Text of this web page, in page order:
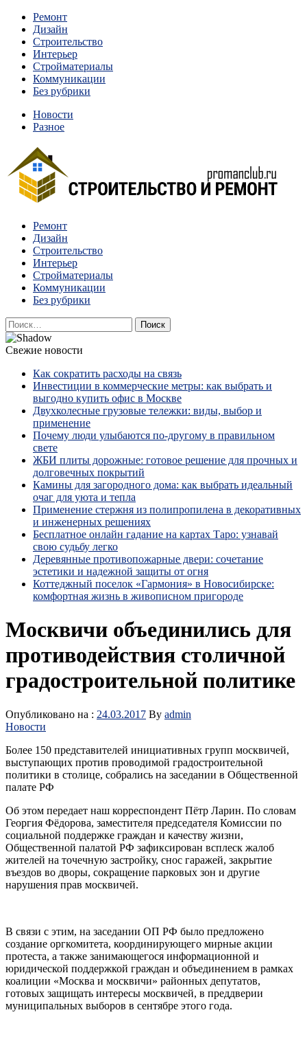
Перейти
содержимому
Ремонт
Дизайн
Строительство
Интерьер
Стройматериалы
Коммуникации
Без рубрики
Новости
Разное
Строительство и ремонт
Квартиры и дома, в которых живут разные люди, очень
отличаются между собой.
Ремонт
Дизайн
Строительство
Интерьер
Стройматериалы
Коммуникации
Без рубрики
Найти:
Свежие новости
Как сократить расходы на связь
Инвестиции в коммерческие метры: как выбрать и
выгодно купить офис в Москве
Двухколесные грузовые тележки: виды, выбор и
применение
Почему люди улыбаются по‑другому в правильном
свете
ЖБИ плиты дорожные: готовое решение для прочных и
долговечных покрытий
Камины для загородного дома: как выбрать идеальный
очаг для уюта и тепла
Применение стержня из полипропилена в декоративных
и инженерных решениях
Бесплатное онлайн гадание на картах Таро: узнавай
свою судьбу легко
Деревянные противопожарные двери: сочетание
эстетики и надежной защиты от огня
Коттеджный поселок «Гармония» в Новосибирске:
комфортная жизнь в живописном пригороде
Москвичи объединились для
противодействия столичной
градостроительной политике
Опубликовано на : 24.03.2017 By admin
Новости
Более 150 представителей инициативных групп москвичей,
выступающих против проводимой градостроительной
политики в столице, собрались на заседании в Общественной
палате РФ
Об этом передает наш корреспондент Пётр Ларин. По словам
Георгия Фёдорова, заместителя председателя Комиссии по
социальной поддержке граждан и качеству жизни,
Общественной палатой РФ зафиксирован всплеск жалоб
жителей на точечную застройку, снос гаражей, закрытие
въездов во дворы, сокращение парковых зон и другие
нарушения прав москвичей.
В связи с этим, на заседании ОП РФ было предложено
создание оргкомитета, координирующего мирные акции
протеста, а также занимающегося информационной и
юридической поддержкой граждан и объединением в рамках
коалиции «Москва и москвичи» районных депутатов,
готовых защищать интересы москвичей, в преддверии
муниципальных выборов в сентябре этого года.